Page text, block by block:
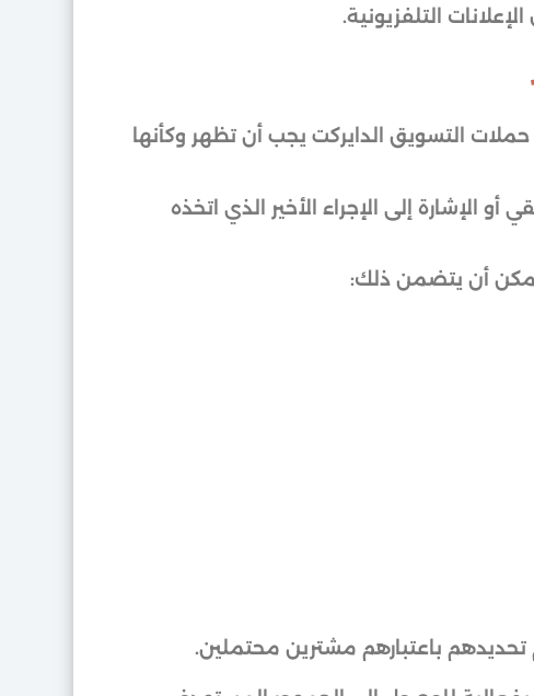
التلفزيونية.
التسويق الدايركت يجب أن تظهر وكأنها
إلى الإجراء الأخير الذي اتخذه
أن يتضمن ذلك:
تحديدهم باعتبارهم مشترين محتملين.